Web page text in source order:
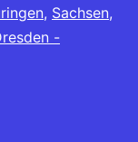
, Sachsen,
-